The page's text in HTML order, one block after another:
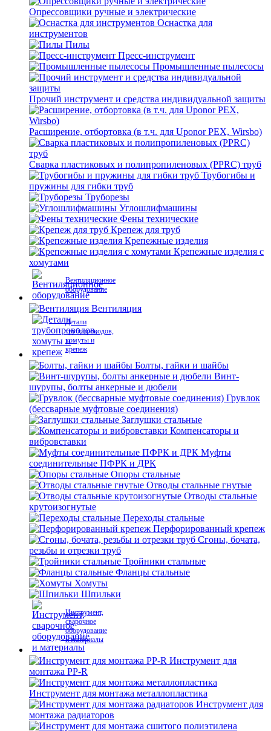
Опрессовщики ручные и электрические
Оснастка для
инструментов
Пилы
Пресс-инструмент
Промышленные пылесосы
Прочий инструмент и средства индивидуальной защиты
Расширение, отбортовка (в т.ч. для Uponor PEX, Wirsbo)
Сварка пластиковых и полипропиленовых (PPRC) труб
Трубогибы и
пружины для гибки труб
Труборезы
Углошлифмашины
Фены технические
Крепеж для труб
Крепежные изделия
Крепежные изделия с
хомутами
Вентиляционное
оборудование
Вентиляция
Детали
трубопроводов,
хомуты и
крепеж
Болты, гайки и шайбы
Винт-
шурупы, болты анкерные и дюбели
Грувлок
(бессварные муфтовые соединения)
Заглушки стальные
Компенсаторы и
вибровставки
Муфты
соединительные ПФРК и ДРК
Опоры стальные
Отводы стальные гнутые
Отводы стальные
крутоизогнутые
Переходы стальные
Перфорированный крепеж
Сгоны, бочата,
резьбы и отрезки труб
Тройники стальные
Фланцы стальные
Хомуты
Шпильки
Инструмент,
сварочное
оборудование
и материалы
Инструмент для
монтажа PP-R
Инструмент для монтажа металлопластика
Инструмент для
монтажа радиаторов